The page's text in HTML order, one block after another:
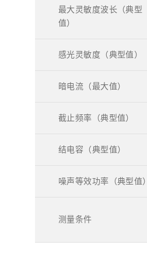
最大灵敏度波长（典型
值）
感光灵敏度（典型值）
暗电流（最大值）
截止频率（典型值）
结电容（典型值）
噪声等效功率（典型值）
测量条件